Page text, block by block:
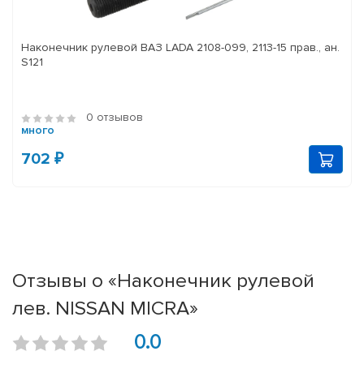
Наконечник рулевой ВАЗ LADA 2108-099, 2113-15 прав., ан.
S121
0 отзывов
много
702 ₽
Отзывы о «Наконечник рулевой
лев. NISSAN MICRA»
0.0